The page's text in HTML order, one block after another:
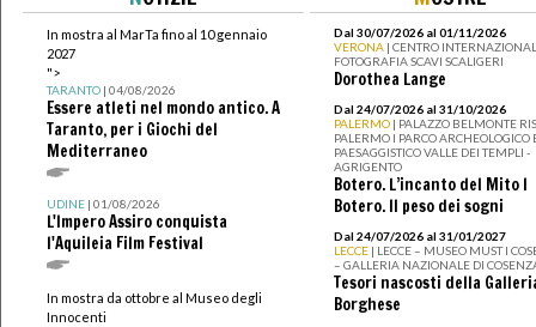
In mostra al MarTa fino al 10 gennaio
2027
">
TARANTO| 04/08/2026
Essere atleti nel mondo antico. A
Taranto, per i Giochi del
Mediterraneo
UDINE| 01/08/2026
L'Impero Assiro conquista
l'Aquileia Film Festival
In mostra da ottobre al Museo degli
Innocenti
Dal 30/07/2026 al 01/11/2026
VERONA | CENTRO
FOTOGRAFIA SCAVI SCALIGERI
Dorothea Lange
Dal 24/07/2026 al 31/10/2026
PALERMO | PALAZZO BELMONTE
PALERMO I PARCO ARCHEOLOGICO
PAESAGGISTICO VALLE DEI TEMPLI -
AGRIGENTO
Botero. L’incanto del Mito I
Botero. Il peso dei sogni
Dal 24/07/2026 al 31/01/2027
LECCE | LECCE – MUSEO MUST I
– GALLERIA NAZIONALE DI
Tesori nascosti della
Borghese